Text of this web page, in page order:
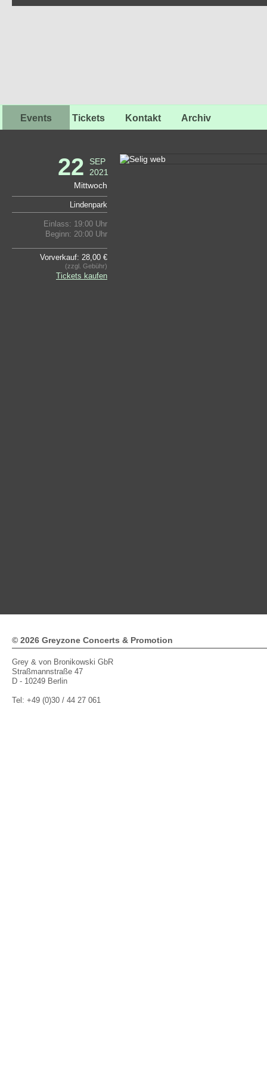
Events Tickets Kontakt Archiv
22
SEP
2021
Mittwoch
Lindenpark
Einlass: 19:00 Uhr
Beginn: 20:00 Uhr
Vorverkauf: 28,00 €
(zzgl. Gebühr)
Tickets kaufen
© 2026 Greyzone Concerts & Promotion
Grey & von Bronikowski GbR
Straßmannstraße 47
D - 10249 Berlin
Tel: +49 (0)30 / 44 27 061